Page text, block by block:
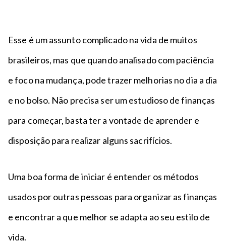
Esse é um assunto complicado na vida de muitos
brasileiros, mas que quando analisado com paciência
e foco na mudança, pode trazer melhorias no dia a dia
e no bolso. Não precisa ser um estudioso de finanças
para começar, basta ter a vontade de aprender e
disposição para realizar alguns sacrifícios.
Uma boa forma de iniciar é entender os métodos
usados por outras pessoas para organizar as finanças
e encontrar a que melhor se adapta ao seu estilo de
vida.